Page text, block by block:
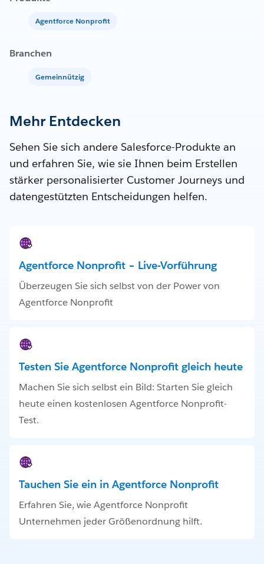
Agentforce Nonprofit
Branchen
Gemeinnützig
Mehr Entdecken
Sehen Sie sich andere Salesforce-Produkte an
und erfahren Sie, wie sie Ihnen beim Erstellen
stärker personalisierter Customer Journeys und
datengestützten Entscheidungen helfen.
Agentforce Nonprofit – Live-Vorführung
Überzeugen Sie sich selbst von der Power von
Agentforce Nonprofit
Testen Sie Agentforce Nonprofit gleich heute
Machen Sie sich selbst ein Bild: Starten Sie gleich
heute einen kostenlosen Agentforce Nonprofit-
Test.
Tauchen Sie ein in Agentforce Nonprofit
Erfahren Sie, wie Agentforce Nonprofit
Unternehmen jeder Größenordnung hilft.